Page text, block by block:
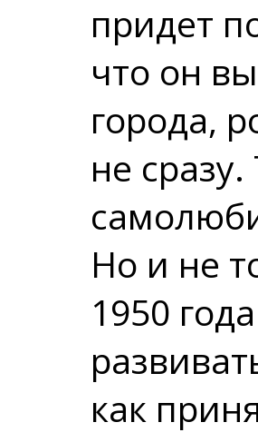
придет
что он
города,
не
Но и не
1950
как